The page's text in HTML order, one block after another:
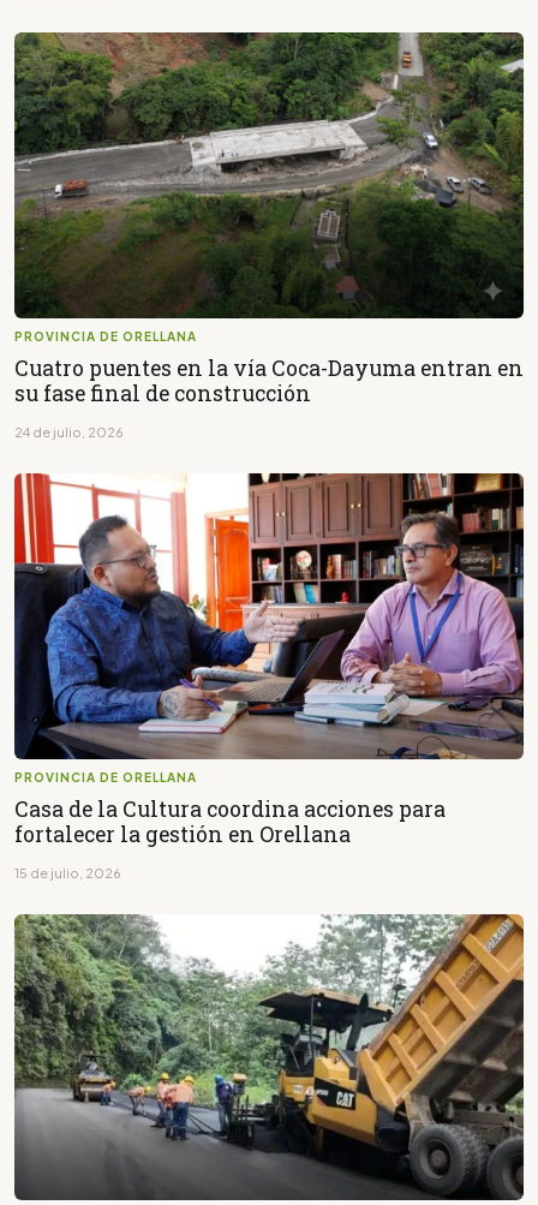
PROVINCIA DE ORELLANA
Cuatro puentes en la vía Coca-Dayuma entran en
su fase final de construcción
24 de julio, 2026
PROVINCIA DE ORELLANA
Casa de la Cultura coordina acciones para
fortalecer la gestión en Orellana
15 de julio, 2026